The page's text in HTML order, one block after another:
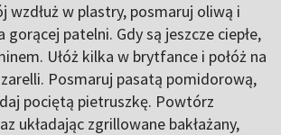
wzdłuż w plastry, posmaruj oliwą i
gorącej patelni. Gdy są jeszcze ciepłe,
Ułóż kilka w brytfance i połóż na
Posmaruj pasatą pomidorową,
pociętą pietruszkę. Powtórz
układając zgrillowane bakłażany,